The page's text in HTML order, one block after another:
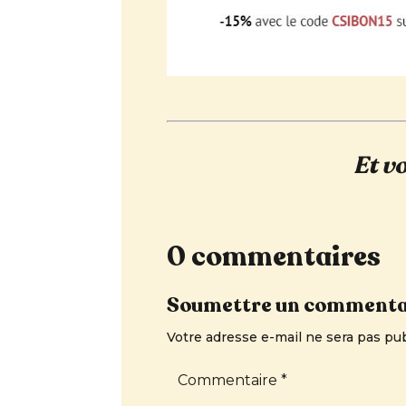
Et
0 commentaires
Soumettre un
Votre adresse e-mail ne sera pas